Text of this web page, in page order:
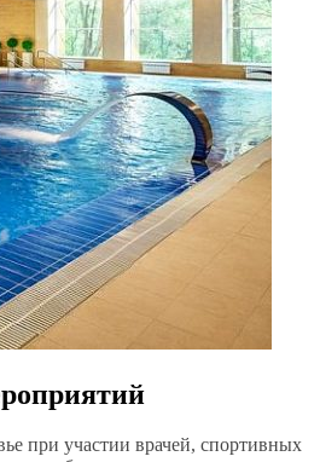
при участии врачей, спортивных